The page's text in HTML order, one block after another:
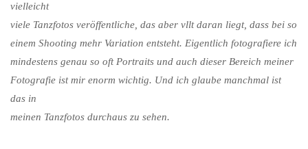
vielleicht
viele Tanzfotos veröffentliche, das aber vllt daran liegt, dass bei so
einem Shooting mehr Variation entsteht. Eigentlich fotografiere ich
mindestens genau so oft Portraits und auch dieser Bereich meiner
Fotografie ist mir enorm wichtig. Und ich glaube manchmal ist
das in
meinen Tanzfotos durchaus zu sehen.